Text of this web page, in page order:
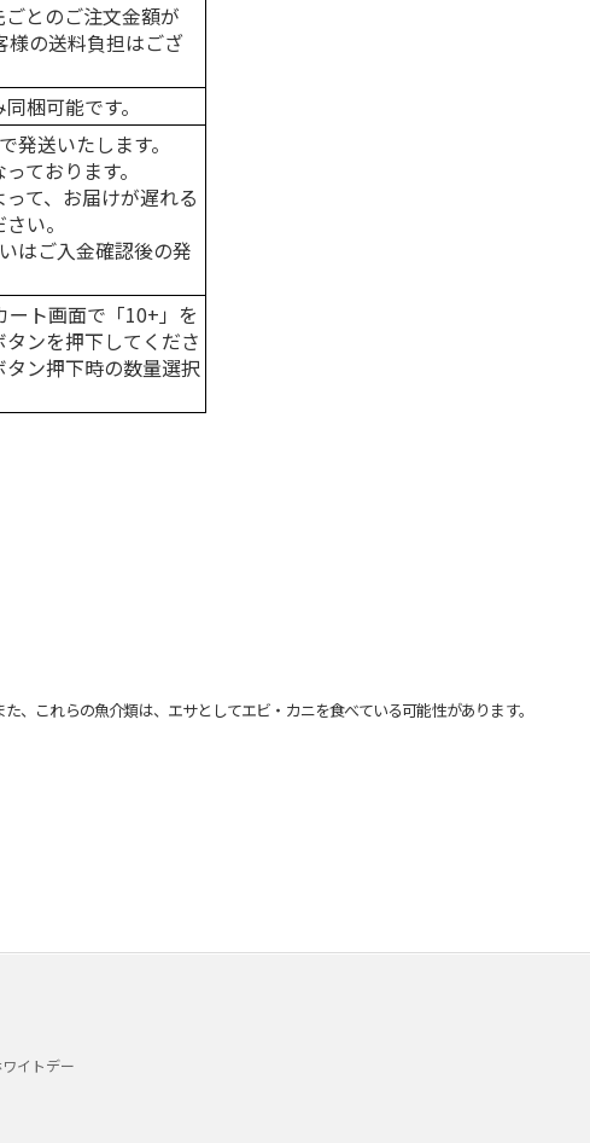
とのご注文金額が
の送料負担はござ
梱可能です。
発送いたします。
ております。
て、お届けが遅れる
い。
はご入金確認後の発
ト画面で「10+」を
ンを押下してくださ
ン押下時の数量選択
これらの魚介類は、エサとしてエビ・カニを食べている可能性があります。
イトデー